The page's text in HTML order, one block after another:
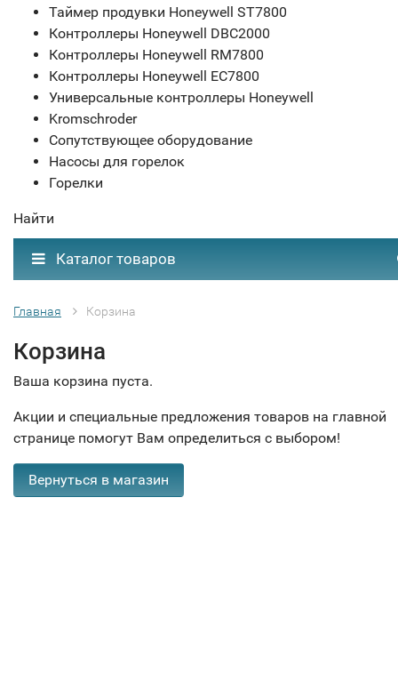
Таймер продувки Honeywell ST7800
Контроллеры Honeywell DBC2000
Контроллеры Honeywell RM7800
Контроллеры Honeywell EC7800
Универсальные контроллеры Honeywell
Kromschroder
Сопутствующее оборудование
Насосы для горелок
Горелки
Найти
Каталог товаров
Главная Корзина
Корзина
Ваша корзина пуста.
Акции и специальные предложения товаров на главной
странице помогут Вам определиться с выбором!
Вернуться в магазин